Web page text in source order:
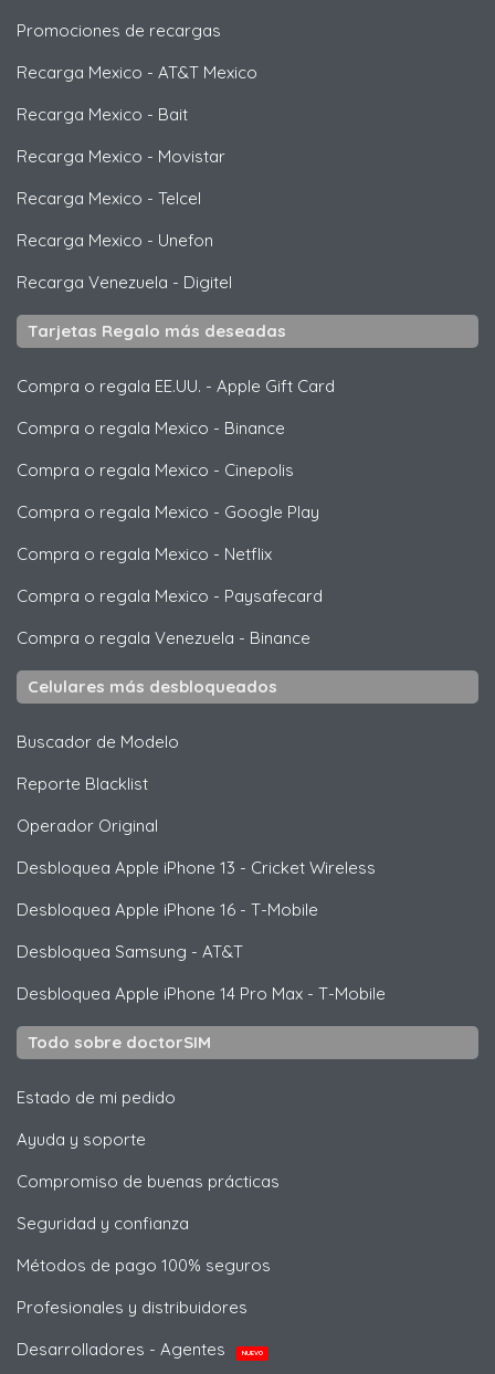
Promociones de recargas
Recarga Mexico - AT&T Mexico
Recarga Mexico - Bait
Recarga Mexico - Movistar
Recarga Mexico - Telcel
Recarga Mexico - Unefon
Recarga Venezuela - Digitel
Tarjetas Regalo más deseadas
Compra o regala EE.UU. - Apple Gift Card
Compra o regala Mexico - Binance
Compra o regala Mexico - Cinepolis
Compra o regala Mexico - Google Play
Compra o regala Mexico - Netflix
Compra o regala Mexico - Paysafecard
Compra o regala Venezuela - Binance
Celulares más desbloqueados
Buscador de Modelo
Reporte Blacklist
Operador Original
Desbloquea Apple iPhone 13 - Cricket Wireless
Desbloquea Apple iPhone 16 - T-Mobile
Desbloquea Samsung - AT&T
Desbloquea Apple iPhone 14 Pro Max - T-Mobile
Todo sobre doctorSIM
Estado de mi pedido
Ayuda y soporte
Compromiso de buenas prácticas
Seguridad y confianza
Métodos de pago 100% seguros
Profesionales y distribuidores
Desarrolladores - Agentes
NUEVO